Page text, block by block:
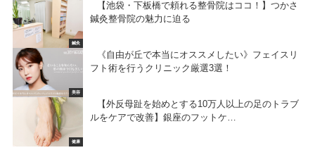
鍼灸
【池袋・下板橋で頼れる整骨院はココ！】つかさ
鍼灸整骨院の魅力に迫る
美容
《自由が丘で本当にオススメしたい》フェイスリ
フト術を行うクリニック厳選3選！
健康
【外反母趾を始めとする10万人以上の足のトラブ
ルをケアで改善】銀座のフットケ…